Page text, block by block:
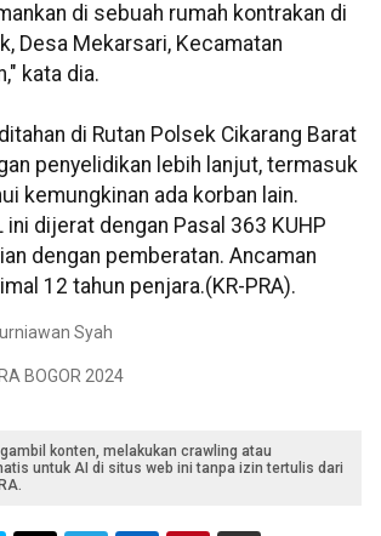
di sebuah rumah kontrakan di
Desa Mekarsari, Kecamatan
kata dia.
di Rutan Polsek Cikarang Barat
penyelidikan lebih lanjut, termasuk
kemungkinan ada korban lain.
ini dijerat dengan Pasal 363 KUHP
dengan pemberatan. Ancaman
12 tahun penjara.(KR-PRA).
Syah
BOGOR 2024
konten, melakukan crawling atau
untuk AI di situs web ini tanpa izin tertulis dari